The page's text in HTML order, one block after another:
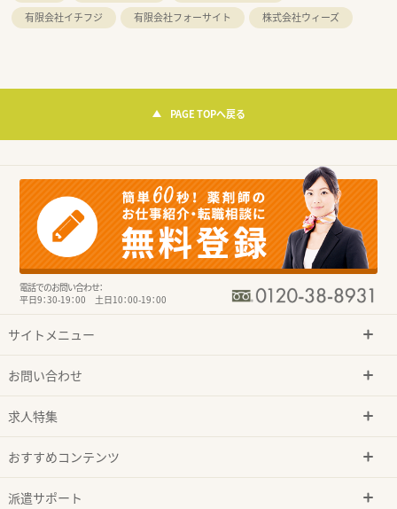
有限会社イチフジ
有限会社フォーサイト 株式会社ウィーズ
PAGE TOPへ戻る
電話でのお問い合わせ：
平日9：30-19：00 土日10：00-19：00
サイトメニュー
お問い合わせ
求人特集
おすすめコンテンツ
派遣サポート